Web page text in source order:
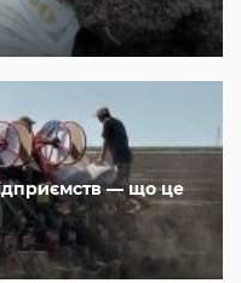
— що це